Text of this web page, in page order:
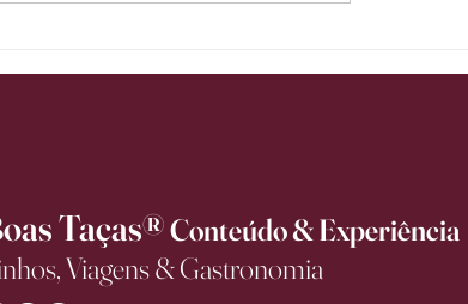
de 2026
Taças®Conteúdo & Experiência
Viagens & Gastronomia